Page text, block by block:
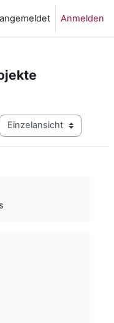
Anmelden
Modus Tertiärnavigation